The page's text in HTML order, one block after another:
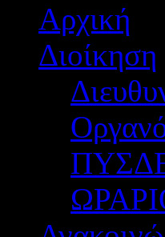
Αρχική
Διοίκηση